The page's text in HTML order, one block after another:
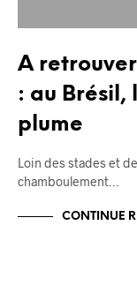
A
: au Brésil,
plume
Loin des stades et
chamboulement…
CONTINUE